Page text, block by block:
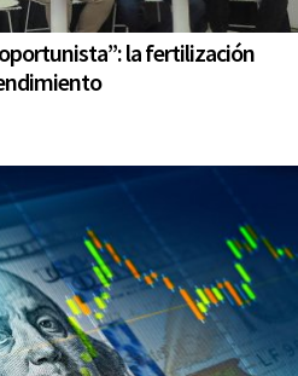
la fertilización